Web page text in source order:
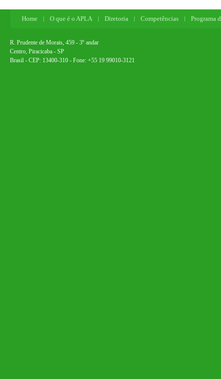
Home O que é o APLA Diretoria Competências Programa
R. Prudente de Morais, 459 - 3º andar
Centro, Piracicaba - SP
Brasil - CEP: 13400-310 - Fone: +55 19 99010-3121